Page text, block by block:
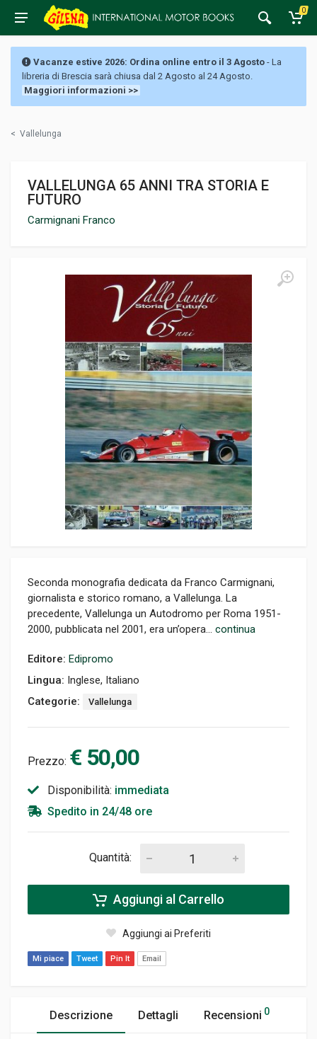
0
Vacanze estive 2026: Ordina online entro il 3 Agosto - La
libreria di Brescia sarà chiusa dal 2 Agosto al 24 Agosto.
Maggiori informazioni >>
< Vallelunga
VALLELUNGA 65 ANNI TRA STORIA E
FUTURO
Carmignani Franco
Seconda monografia dedicata da Franco Carmignani,
giornalista e storico romano, a Vallelunga. La
precedente, Vallelunga un Autodromo per Roma 1951-
2000, pubblicata nel 2001, era un’opera... continua
Editore: Edipromo
Lingua: Inglese, Italiano
Categorie:
Vallelunga
Prezzo: € 50,00
Disponibilità: immediata
Spedito in 24/48 ore
Quantità:
Aggiungi al Carrello
Aggiungi ai Preferiti
Mi piace Tweet Pin It Email
Descrizione Dettagli Recensioni 0